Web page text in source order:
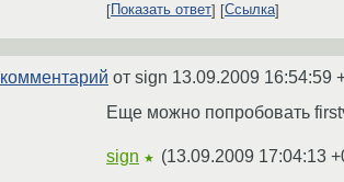
Показать ответ Ссылка
комментарий от sign 13.09.2009 16:54:59
Еще можно попробовать
sign ★ (13.09.2009 17:04:13